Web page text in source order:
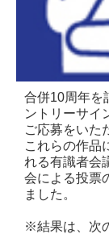
合併10周年を
ントリーサイ
ご応募をいた
これらの作品
れる有識者会
会による投票
ました。
※結果は、次